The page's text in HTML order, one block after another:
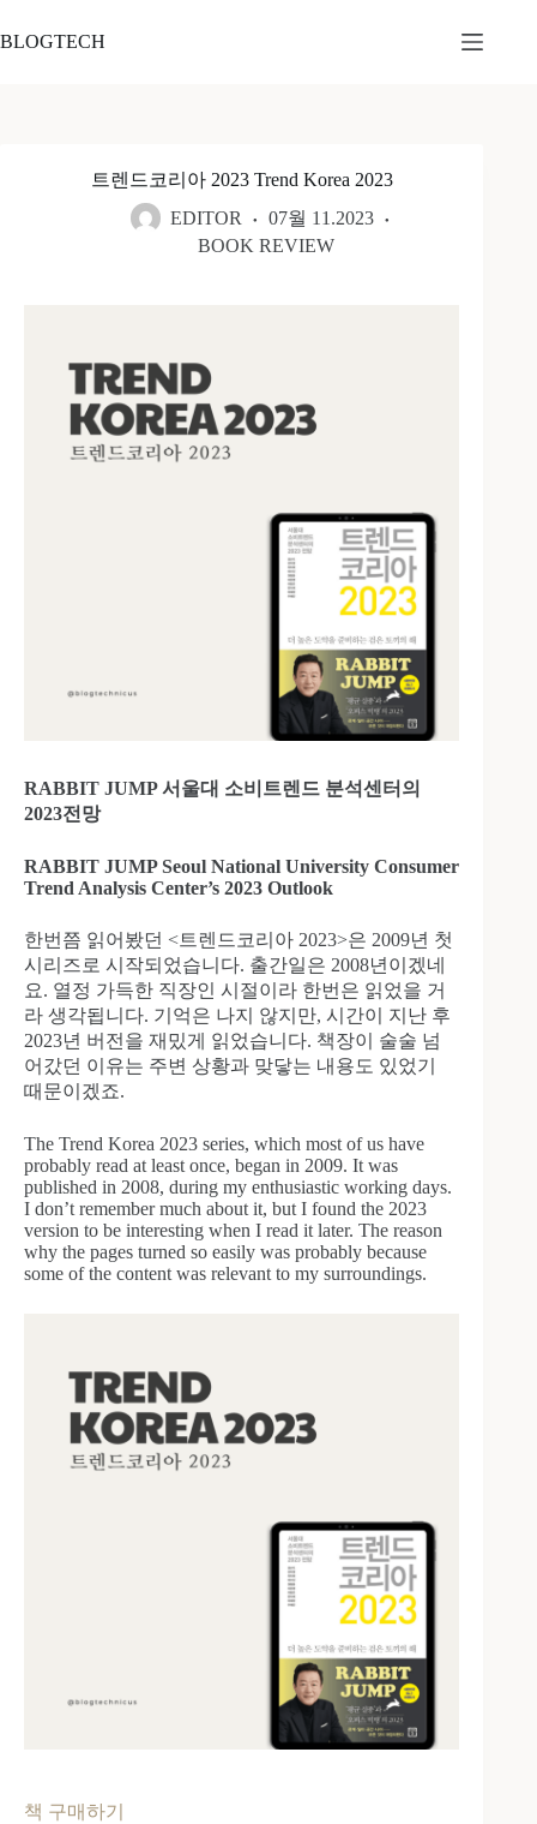
문
BLOGTECH
트렌드코리아 2023 Trend Korea 2023
EDITOR
07월 11.2023
BOOK REVIEW
RABBIT JUMP 서울대 소비트렌드 분석센터의
2023전망
RABBIT JUMP Seoul National University Consumer
Trend Analysis Center’s 2023 Outlook
한번쯤 읽어봤던 <트렌드코리아 2023>은 2009년 첫
시리즈로 시작되었습니다. 출간일은 2008년이겠네
요. 열정 가득한 직장인 시절이라 한번은 읽었을 거
라 생각됩니다. 기억은 나지 않지만, 시간이 지난 후
2023년 버전을 재밌게 읽었습니다. 책장이 술술 넘
어갔던 이유는 주변 상황과 맞닿는 내용도 있었기
때문이겠죠.
The Trend Korea 2023 series, which most of us have
probably read at least once, began in 2009. It was
published in 2008, during my enthusiastic working days.
I don’t remember much about it, but I found the 2023
version to be interesting when I read it later. The reason
why the pages turned so easily was probably because
some of the content was relevant to my surroundings.
책 구매하기